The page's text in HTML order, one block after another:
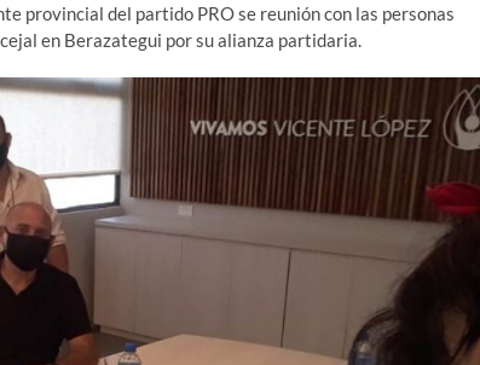
provincial del partido PRO se reunión con las personas
en Berazategui por su alianza partidaria.